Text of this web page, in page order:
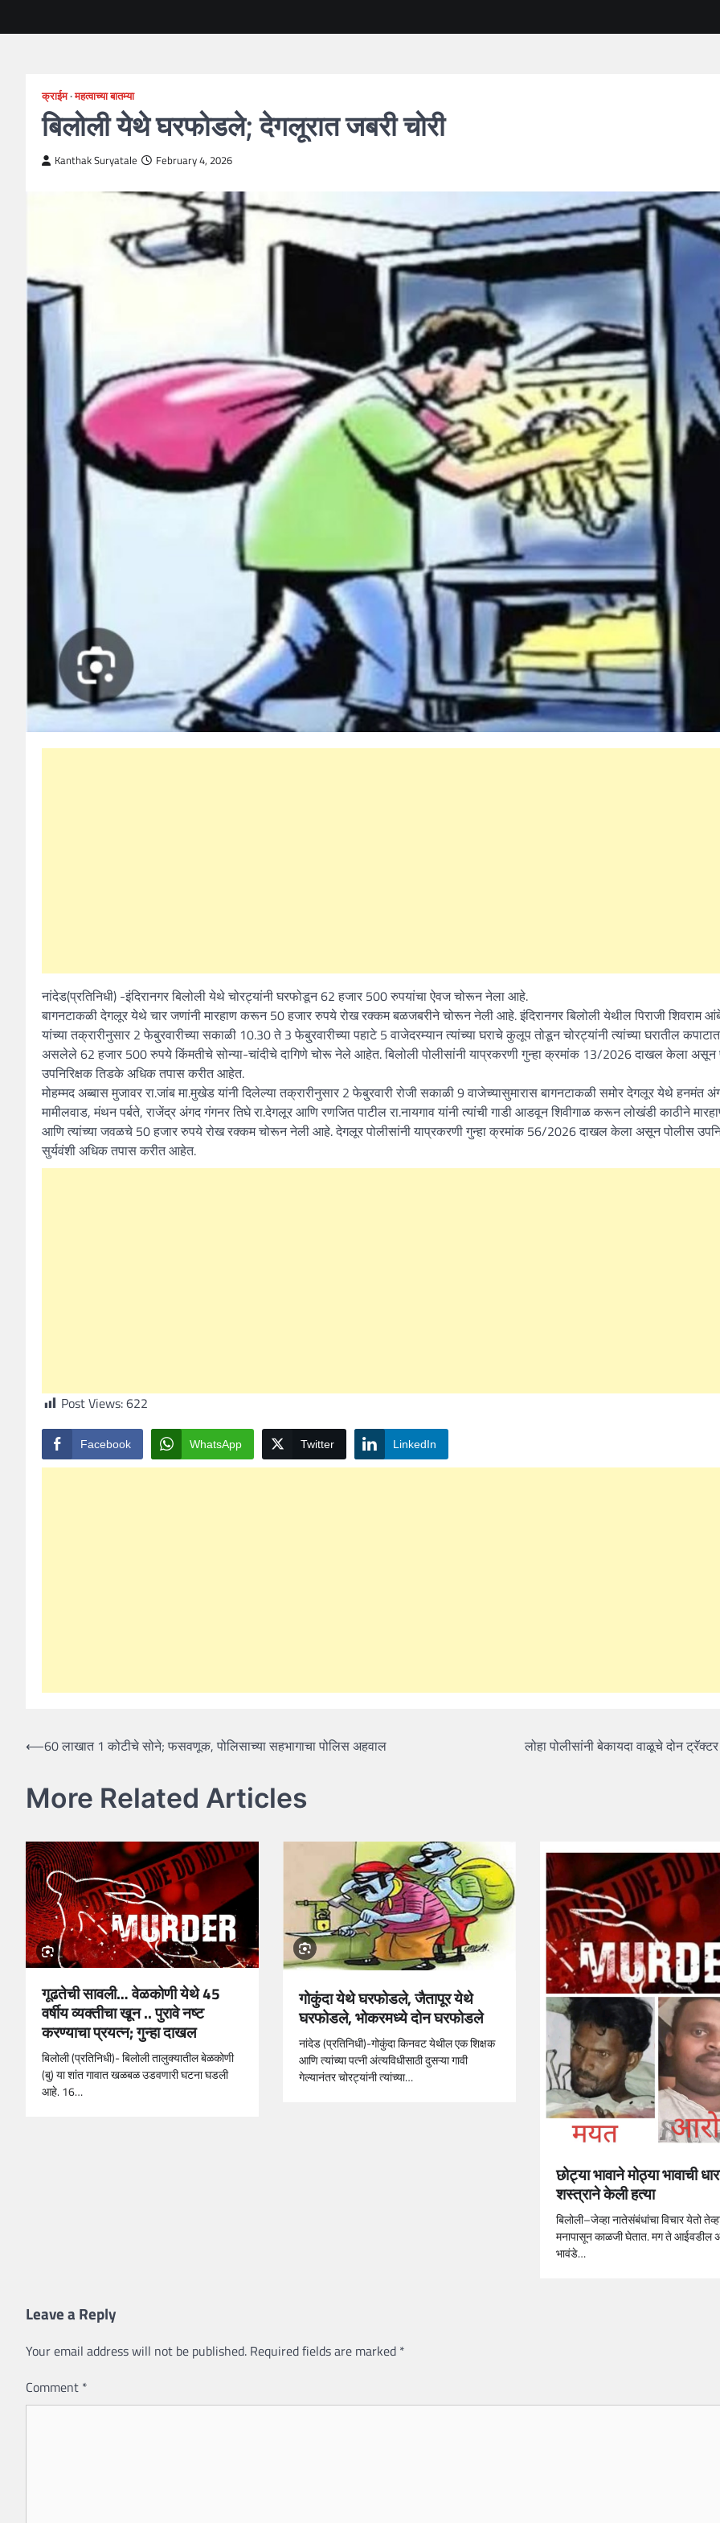
क्राईम महत्वाच्या बातम्या
बिलोली येथे घरफोडले; देगलूरात जबरी चोरी
Kanthak Suryatale February 4, 2026
नांदेड(प्रतिनिधी) -इंदिरानगर बिलोली येथे चोरट्यांनी घरफोडून 62 हजार 500 रुपयांचा ऐवज चोरून नेला आहे.
बागनटाकळी देगलूर येथे चार जणांनी मारहाण करून 50 हजार रुपये रोख रक्कम बळजबरीने चोरून नेली आहे. इंदिरानगर बिलोली येथील पिराजी शिवराम
यांच्या तक्रारीनुसार 2 फेबु्रवारीच्या सकाळी 10.30 ते 3 फेबु्रवारीच्या पहाटे 5 वाजेदरम्यान त्यांच्या घराचे कुलूप तोडून चोरट्यांनी त्यांच्या घरातील कपाटात
असलेले 62 हजार 500 रुपये किंमतीचे सोन्या-चांदीचे दागिणे चोरू नेले आहेत. बिलोली पोलीसांनी याप्रकरणी गुन्हा क्रमांक 13/2026 दाखल केला असून
उपनिरिक्षक तिडके अधिक तपास करीत आहेत.
मोहम्मद अब्बास मुजावर रा.जांब मा.मुखेड यांनी दिलेल्या तक्रारीनुसार 2 फेबु्रवारी रोजी सकाळी 9 वाजेच्यासुमारास बागनटाकळी समोर देगलूर येथे हनमंत
मामीलवाड, मंथन पर्बते, राजेंद्र अंगद गंगनर तिघे रा.देगलूर आणि रणजित पाटील रा.नायगाव यांनी त्यांची गाडी आडवून शिवीगाळ करून लोखंडी काठीने
आणि त्यांच्या जवळचे 50 हजार रुपये रोख रक्कम चोरून नेली आहे. देगलूर पोलीसांनी याप्रकरणी गुन्हा क्रमांक 56/2026 दाखल केला असून पोलीस
सुर्यवंशी अधिक तपास करीत आहेत.
Post Views:622
Facebook WhatsApp Twitter LinkedIn
Post
⟵60 लाखात 1 कोटीचे सोने; फसवणूक, पोलिसाच्या सहभागाचा पोलिस अहवाल लोहा पोलीसांनी बेकायदा वाळूचे दोन
More Related Articles
गूढतेची सावली… वेळकोणी येथे 45
वर्षीय व्यक्तीचा खून .. पुरावे नष्ट
करण्याचा प्रयत्न; गुन्हा दाखल
बिलोली (प्रतिनिधी)- बिलोली तालुक्यातील बेळकोणी
(बु) या शांत गावात खळबळ उडवणारी घटना घडली
आहे. 16…
गोकुंदा येथे घरफोडले, जैतापूर येथे
घरफोडले, भोकरमध्ये दोन घरफोडले
नांदेड (प्रतिनिधी)-गोकुंदा किनवट येथील एक शिक्षक
आणि त्यांच्या पत्नी अंत्यविधीसाठी दुसऱ्या गावी
गेल्यानंतर चोरट्यांनी त्यांच्या…
छोट्या भावाने मोठ्या भावाची
शस्त्राने केली हत्या
बिलोली–जेव्हा नातेसंबंधांचा विचार येतो
मनापासून काळजी घेतात. मग ते आईवडील
भावंडे…
Leave a Reply
Your email address will not be published. Required fields are marked *
Comment *
महत्वाच्या बातम्या
What Is a Front-End
How to Become One,
Kanthak Suryatale April 30, 2021